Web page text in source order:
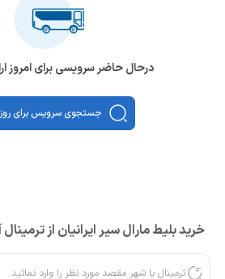
درحال حاضر سرویسی برای امروز
جستجوی سرویس برای
خرید بلیط مارال سیر ایرانیان از ترمینال